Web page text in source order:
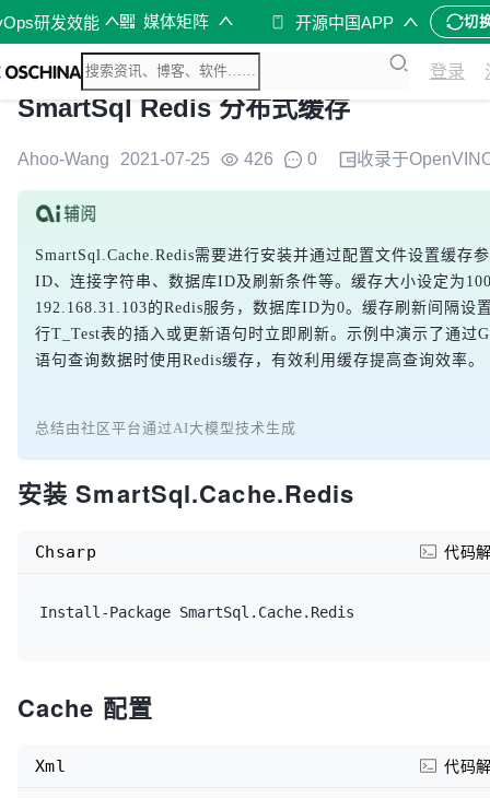
研发效能 媒体矩阵 开源中国APP 切
登录
SmartSql Redis 分布式缓存
Ahoo-Wang 2021-07-25 426 0 收录于
SmartSql.Cache.Redis需要进行安装并通过配置文件设置缓存
ID、连接字符串、数据库ID及刷新条件等。缓存大小设定为
192.168.31.103的Redis服务，数据库ID为0。缓存刷新间隔设
行T_Test表的插入或更新语句时立即刷新。示例中演示了通过
语句查询数据时使用Redis缓存，有效利用缓存提高查询效率。
总结由社区平台通过AI大模型技术生成
安装 SmartSql.Cache.Redis
Chsarp 代码
Cache 配置
Xml 代码